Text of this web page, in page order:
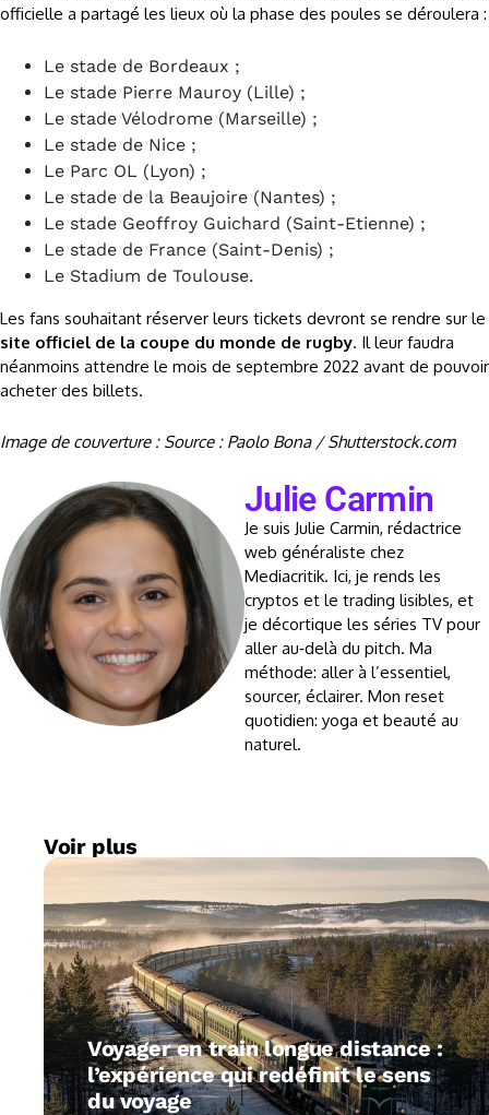
officielle a partagé les lieux où la phase des poules se déroulera :
Le stade de Bordeaux ;
Le stade Pierre Mauroy (Lille) ;
Le stade Vélodrome (Marseille) ;
Le stade de Nice ;
Le Parc OL (Lyon) ;
Le stade de la Beaujoire (Nantes) ;
Le stade Geoffroy Guichard (Saint-Etienne) ;
Le stade de France (Saint-Denis) ;
Le Stadium de Toulouse.
Les fans souhaitant réserver leurs tickets devront se rendre sur le
site officiel de la coupe du monde de rugby. Il leur faudra
néanmoins attendre le mois de septembre 2022 avant de pouvoir
acheter des billets.
Image de couverture : Source : Paolo Bona / Shutterstock.com
Julie Carmin
Je suis Julie Carmin, rédactrice
web généraliste chez
Mediacritik. Ici, je rends les
cryptos et le trading lisibles, et
je décortique les séries TV pour
aller au‑delà du pitch. Ma
méthode: aller à l’essentiel,
sourcer, éclairer. Mon reset
quotidien: yoga et beauté au
naturel.
Voir plus
Voyager en train longue distance :
l’expérience qui redéfinit le sens
du voyage